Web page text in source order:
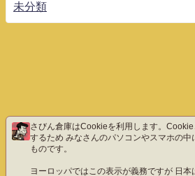
未分類
さびん倉庫はCookieを利用します。
するため みなさんのパソコンやスマホの中
ものです。
ヨーロッパではこの表示が義務ですが 日本